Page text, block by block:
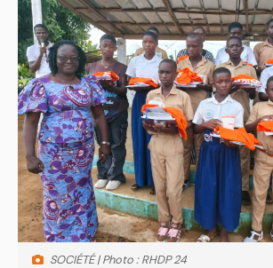
SOCIÉTÉ | Photo : RHDP 24